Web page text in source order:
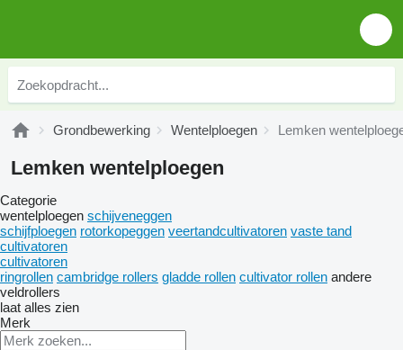
Grondbewerking Wentelploegen Lemken
Lemken wentelploegen
Categorie
wentelploegen schijveneggen
schijfploegen rotorkopeggen veertandcultivatoren vaste tand
cultivatoren
cultivatoren
ringrollen cambridge rollers gladde rollen cultivator rollen andere
veldrollers
laat alles zien
Merk